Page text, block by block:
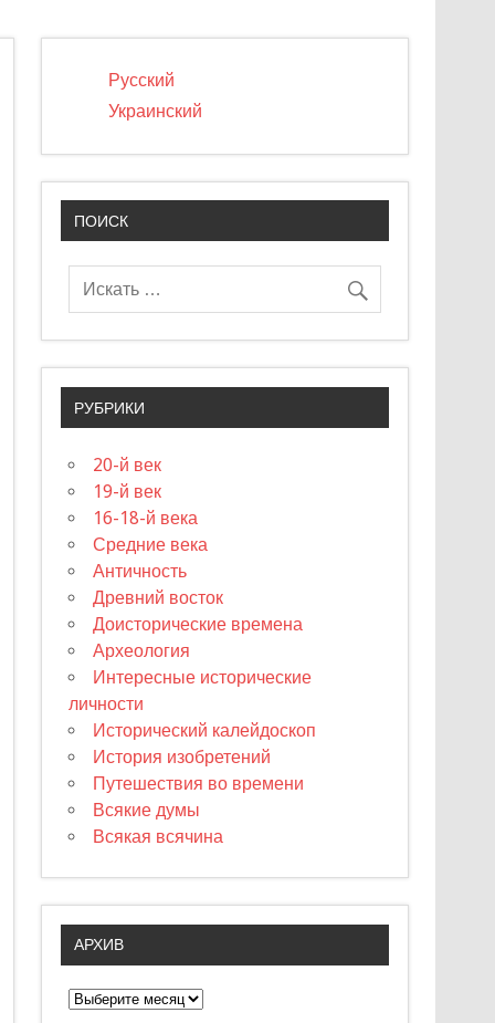
Русский
Украинский
ПОИСК
РУБРИКИ
20-й век
19-й век
16-18-й века
Средние века
Античность
Древний восток
Доисторические времена
Археология
Интересные исторические
личности
Исторический калейдоскоп
История изобретений
Путешествия во времени
Всякие думы
Всякая всячина
АРХИВ
А
р